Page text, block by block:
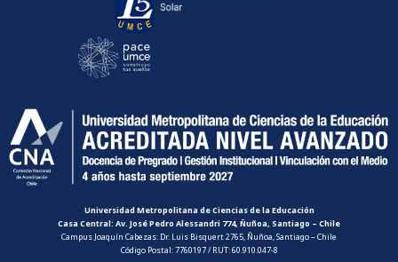
Universidad Metropolitana de Ciencias de la Educación
Casa Central: Av. José Pedro Alessandri 774, Ñuñoa, Santiago – Chile
Campus Joaquín Cabezas: Dr. Luis Bisquert 2765, Ñuñoa, Santiago – Chile
Código Postal: 7760197 / RUT: 60.910.047-8